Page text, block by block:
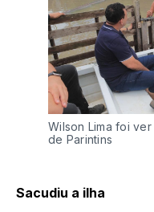
Wilson Lima foi
de Parintins
Sacudiu a ilha